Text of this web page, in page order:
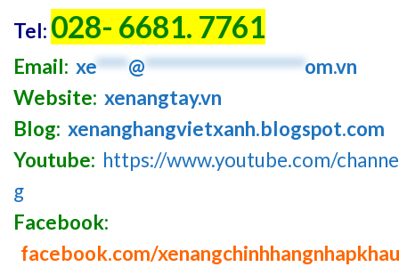
Tel: 028- 6681. 7761
Email: xe****@********************om.vn
Website: xenangtay.vn
Blog: xenanghangvietxanh.blogspot.com
Youtube: https://www.youtube.com/
g
Facebook:
facebook.com/xenangchinhhangnhapkhau